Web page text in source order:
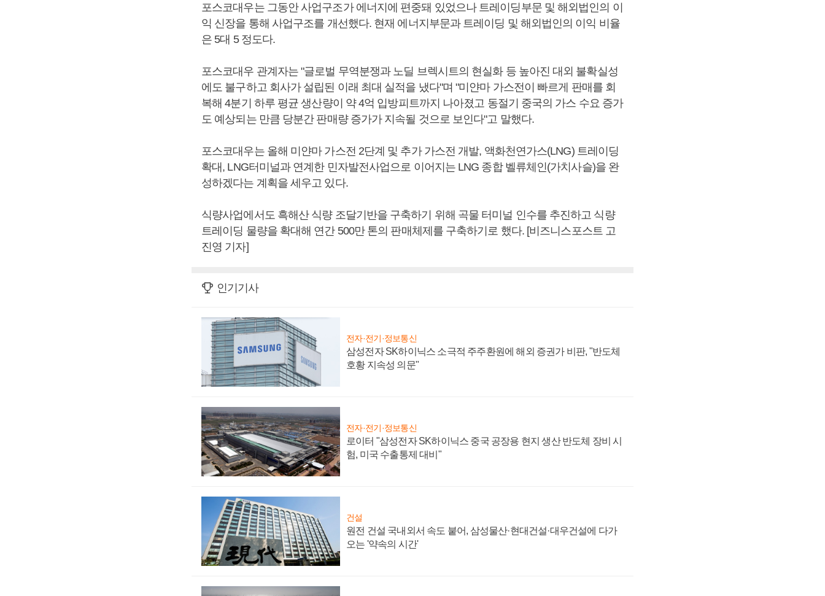
포스코대우는 그동안 사업구조가 에너지에 편중돼 있었으나 트레이딩부문 및 해외법인의 이
익 신장을 통해 사업구조를 개선했다. 현재 에너지부문과 트레이딩 및 해외법인의 이익 비율
은 5대 5 정도다.
포스코대우 관계자는 "글로벌 무역분쟁과 노딜 브렉시트의 현실화 등 높아진 대외 불확실성
에도 불구하고 회사가 설립된 이래 최대 실적을 냈다"며 "미얀마 가스전이 빠르게 판매를 회
복해 4분기 하루 평균 생산량이 약 4억 입방피트까지 나아졌고 동절기 중국의 가스 수요 증가
도 예상되는 만큼 당분간 판매량 증가가 지속될 것으로 보인다"고 말했다.
포스코대우는 올해 미얀마 가스전 2단계 및 추가 가스전 개발, 액화천연가스(LNG) 트레이딩
확대, LNG터미널과 연계한 민자발전사업으로 이어지는 LNG 종합 벨류체인(가치사슬)을 완
성하겠다는 계획을 세우고 있다.
식량사업에서도 흑해산 식량 조달기반을 구축하기 위해 곡물 터미널 인수를 추진하고 식량
트레이딩 물량을 확대해 연간 500만 톤의 판매체제를 구축하기로 했다. [비즈니스포스트 고
진영 기자]
인기기사
전자·전기·정보통신
삼성전자 SK하이닉스 소극적 주주환원에 해외 증권가 비판, "반도체
호황 지속성 의문"
전자·전기·정보통신
로이터 "삼성전자 SK하이닉스 중국 공장용 현지 생산 반도체 장비 시
험, 미국 수출통제 대비"
건설
원전 건설 국내외서 속도 붙어, 삼성물산·현대건설·대우건설에 다가
오는 '약속의 시간'